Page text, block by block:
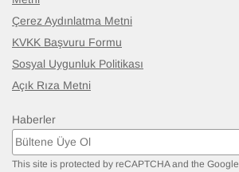
Çerez Aydınlatma Metni
KVKK Başvuru Formu
Sosyal Uygunluk Politikası
Açık Rıza Metni
Haberler
This site is protected by reCAPTCHA and the Google